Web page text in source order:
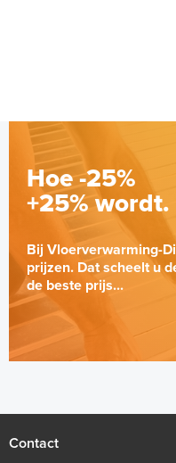
ETOR-55 Sensorunit
Adviesprijs
Hoe -25%
+25% wordt.
Bij Vloerverwarming-
prijzen. Dat scheelt u
de beste prijs...
Contact